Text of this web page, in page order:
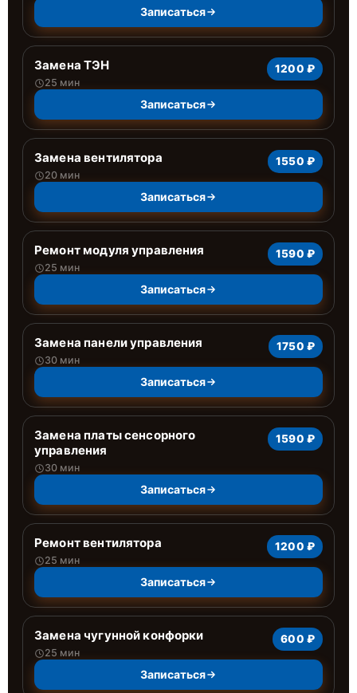
Записаться
Замена ТЭН
25 мин
1200 ₽
Записаться
Замена вентилятора
20 мин
1550 ₽
Записаться
Ремонт модуля управления
25 мин
1590 ₽
Записаться
Замена панели управления
30 мин
1750 ₽
Записаться
Замена платы сенсорного
управления
30 мин
1590 ₽
Записаться
Ремонт вентилятора
25 мин
1200 ₽
Записаться
Замена чугунной конфорки
25 мин
600 ₽
Записаться